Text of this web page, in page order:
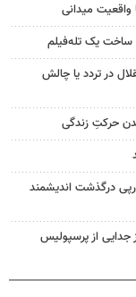
میدانی
ساخت یک تله‌فیلم
در تردد یا چالش
حرکتِ زندگی
درگذشت اندیشمند
جدایی از پرسپولیس